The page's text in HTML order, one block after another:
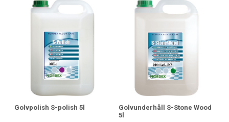
Golvpolish S-polish 5l
Golvunderhåll S-Stone Wood
5l